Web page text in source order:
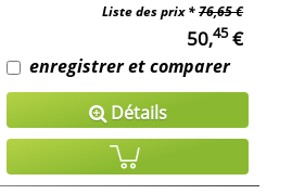
Liste des prix *76,65 €
50,45€
enregistrer et comparer
Détails